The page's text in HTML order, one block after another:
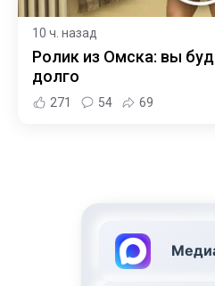
10 ч. назад
Ролик из Омска: вы
долго
271 54 69